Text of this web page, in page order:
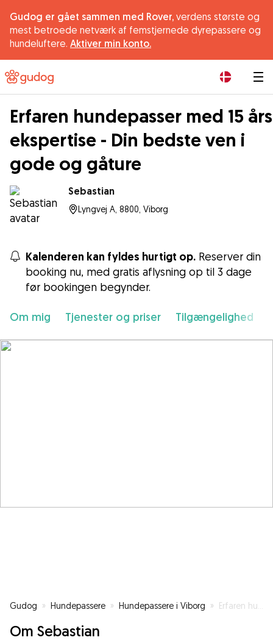
Gudog er gået sammen med Rover, verdens største og
mest betroede netværk af femstjernede dyrepassere og
hundeluftere. Aktiver min konto.
Erfaren hundepasser med 15 års
ekspertise - Din bedste ven i
gode og gåture
Sebastian
Lyngvej A, 8800, Viborg
Kalenderen kan fyldes hurtigt op. Reserver din
booking nu, med gratis aflysning op til 3 dage
før bookingen begynder.
Om mig Tjenester og priser Tilgængelighed
Gudog » Hundepassere » Hundepassere i Viborg » Erfaren hundepasser med 15 års ekspertise - Din bedste ven i gode og gåture
Om Sebastian